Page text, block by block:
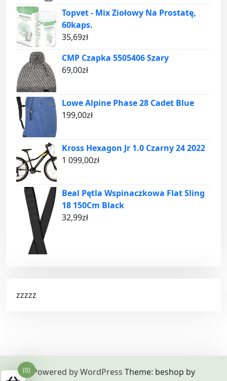
Topvet - Mix Ziołowy Na Prostatę,
60kaps.
35,69zł
CMP Czapka 5505406 Szary
69,00zł
Lowe Alpine Phase 28 Cadet Blue
199,00zł
Kross Hexagon Jr 1.0 Czarny 24 2022
1 099,00zł
Beal Pętla Wspinaczkowa Flat Sling
18 150Cm Black
32,99zł
zzzzz
Powered by WordPress Theme: beshop by
(0)